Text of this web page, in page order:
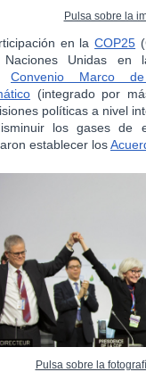
Pulsa sobre la
en laCOP25
Naciones Unidas en
Convenio Marco
(integrado por
políticas a nivel
los gases de
establecer los
Pulsa sobre la